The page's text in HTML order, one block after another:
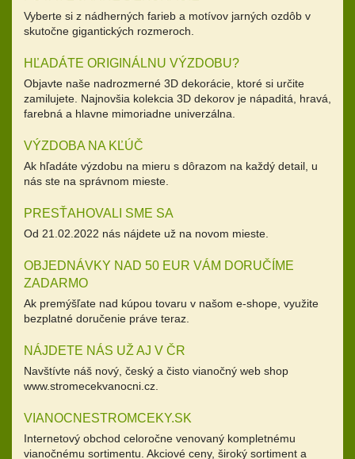
Vyberte si z nádherných farieb a motívov jarných ozdôb v
skutočne gigantických rozmeroch.
HĽADÁTE ORIGINÁLNU VÝZDOBU?
Objavte naše nadrozmerné 3D dekorácie, ktoré si určite
zamilujete. Najnovšia kolekcia 3D dekorov je nápaditá, hravá,
farebná a hlavne mimoriadne univerzálna.
VÝZDOBA NA KĽÚČ
Ak hľadáte výzdobu na mieru s dôrazom na každý detail, u
nás ste na správnom mieste.
PRESŤAHOVALI SME SA
Od 21.02.2022 nás nájdete už na novom mieste.
OBJEDNÁVKY NAD 50 EUR VÁM DORUČÍME
ZADARMO
Ak premýšľate nad kúpou tovaru v našom e-shope, využite
bezplatné doručenie práve teraz.
NÁJDETE NÁS UŽ AJ V ČR
Navštívte náš nový, český a čisto vianočný web shop
www.stromecekvanocni.cz.
VIANOCNESTROMCEKY.SK
Internetový obchod celoročne venovaný kompletnému
vianočnému sortimentu. Akciové ceny, široký sortiment a